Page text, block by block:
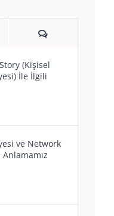
Yorum
(Kişisel
İle İlgili
ve Network